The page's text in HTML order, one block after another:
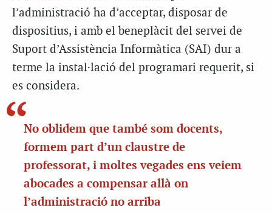
l’administració ha d’acceptar, disposar de
dispositius, i amb el beneplàcit del servei de
Suport d’Assistència Informàtica (SAI) dur a
terme la instal·lació del programari requerit, si
es considera.
No oblidem que també som docents,
formem part d’un claustre de
professorat, i moltes vegades ens veiem
abocades a compensar allà on
l’administració no arriba